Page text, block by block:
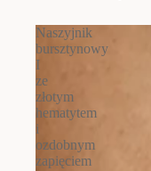
Naszyjnik
bursztynowy
I
ze
złotym
hematytem
i
ozdobnym
zapięciem